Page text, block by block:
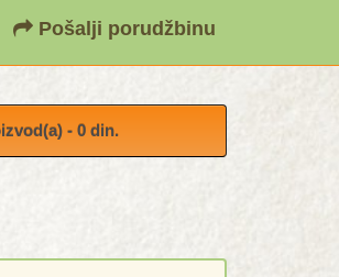
Pošalji porudžbinu
- 0 din.